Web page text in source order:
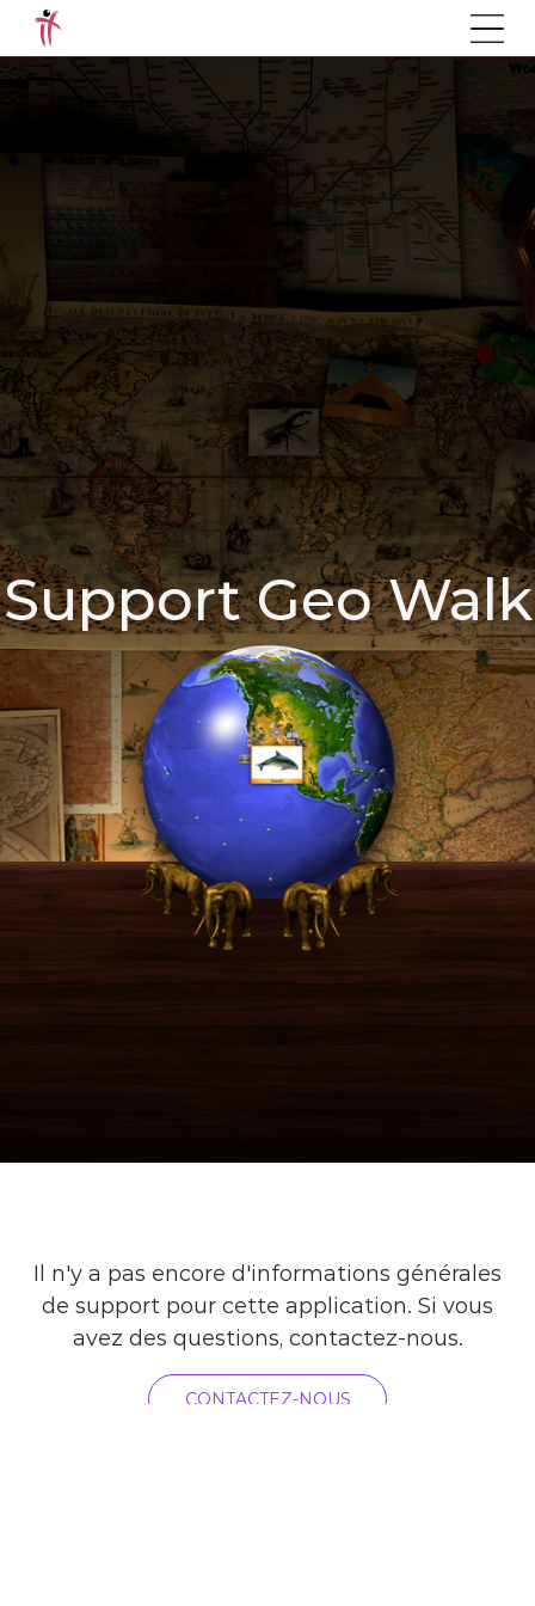
Support Geo Walk
Il n'y a pas encore d'informations générales
de support pour cette application. Si vous
avez des questions, contactez-nous.
CONTACTEZ-NOUS